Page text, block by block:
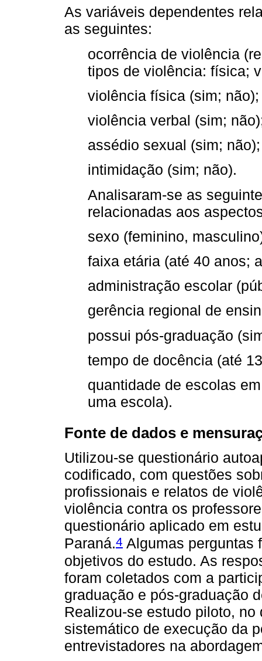
As variáveis dependentes
as seguintes:
ocorrência de violência
tipos de violência: física;
violência física (sim; não);
violência verbal (sim;
assédio sexual (sim; não);
intimidação (sim; não).
Analisaram-se as
relacionadas aos
sexo (feminino,
faixa etária (até 40 anos;
administração escolar
gerência regional de
possui pós-graduação
tempo de docência (até
quantidade de escolas
uma escola).
Fonte de dados e
Utilizou-se questionário
codificado, com questões
profissionais e relatos de
violência contra os
questionário aplicado em
Paraná.4 Algumas perguntas
objetivos do estudo. As
foram coletados com a
graduação e pós-graduação
Realizou-se estudo piloto,
sistemático de execução da
entrevistadores na